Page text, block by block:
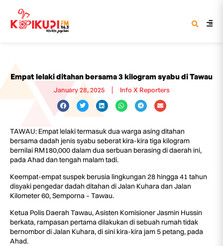
Empat lelaki ditahan bersama 3 kilogram syabu di Tawau
January 28, 2025 Info X Reporters
TAWAU: Empat lelaki termasuk dua warga asing ditahan
bersama dadah jenis syabu seberat kira-kira tiga kilogram
bernilai RM180,000 dalam dua serbuan berasing di daerah ini,
pada Ahad dan tengah malam tadi.
Keempat-empat suspek berusia lingkungan 28 hingga 41 tahun
disyaki pengedar dadah ditahan di Jalan Kuhara dan Jalan
Kilometer 60, Semporna – Tawau.
Ketua Polis Daerah Tawau, Asisten Komisioner Jasmin Hussin
berkata, rampasan pertama dilakukan di sebuah rumah tidak
bernombor di Jalan Kuhara, di sini kira-kira jam 5 petang, pada
Ahad.